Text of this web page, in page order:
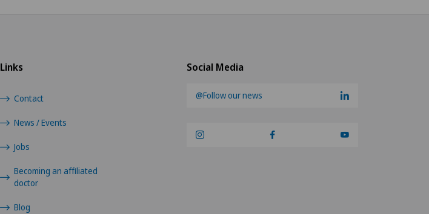
Social Media
@Follow our news
Links
Contact
News / Events
Jobs
Becoming an affiliated
doctor
Blog